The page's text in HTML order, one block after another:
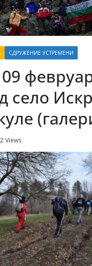
СДРУЖЕНИЕ УСТРЕМЕНИ
село
Views